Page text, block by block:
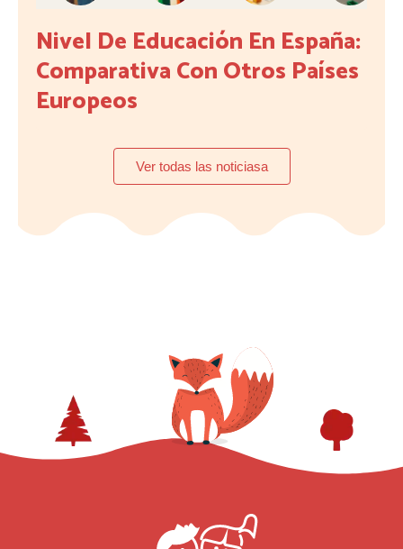
Nivel De Educación En España:
Comparativa Con Otros Países
Europeos
Ver todas las noticiasa